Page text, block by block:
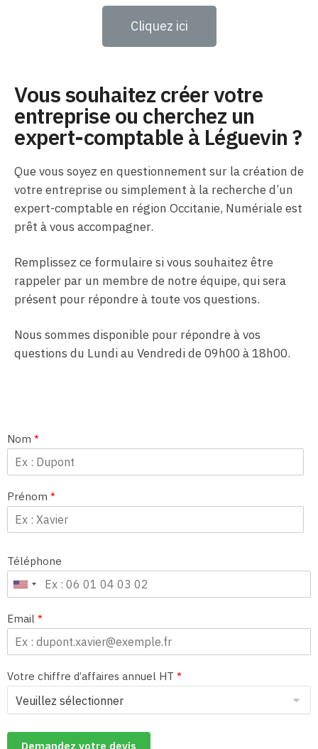
Cliquez ici
Vous souhaitez créer votre
entreprise ou cherchez un
expert-comptable à Léguevin ?
Que vous soyez en questionnement sur la création de
votre entreprise ou simplement à la recherche d’un
expert-comptable en région Occitanie, Numériale est
prêt à vous accompagner.
Remplissez ce formulaire si vous souhaitez être
rappeler par un membre de notre équipe, qui sera
présent pour répondre à toute vos questions.
Nous sommes disponible pour répondre à vos
questions du Lundi au Vendredi de 09h00 à 18h00.
Nom *
Prénom *
Téléphone
Email *
Votre chiffre d’affaires annuel HT *
Demandez votre devis